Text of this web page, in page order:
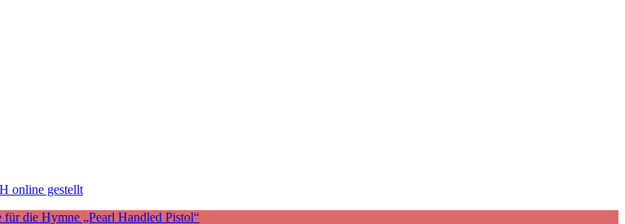
online gestellt
die Hymne „Pearl Handled Pistol“